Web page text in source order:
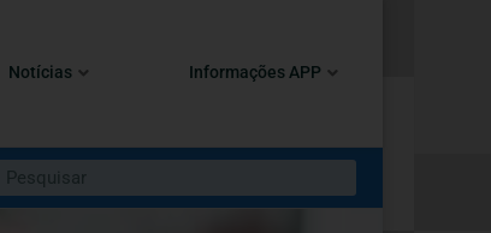
Notícias Informações APP